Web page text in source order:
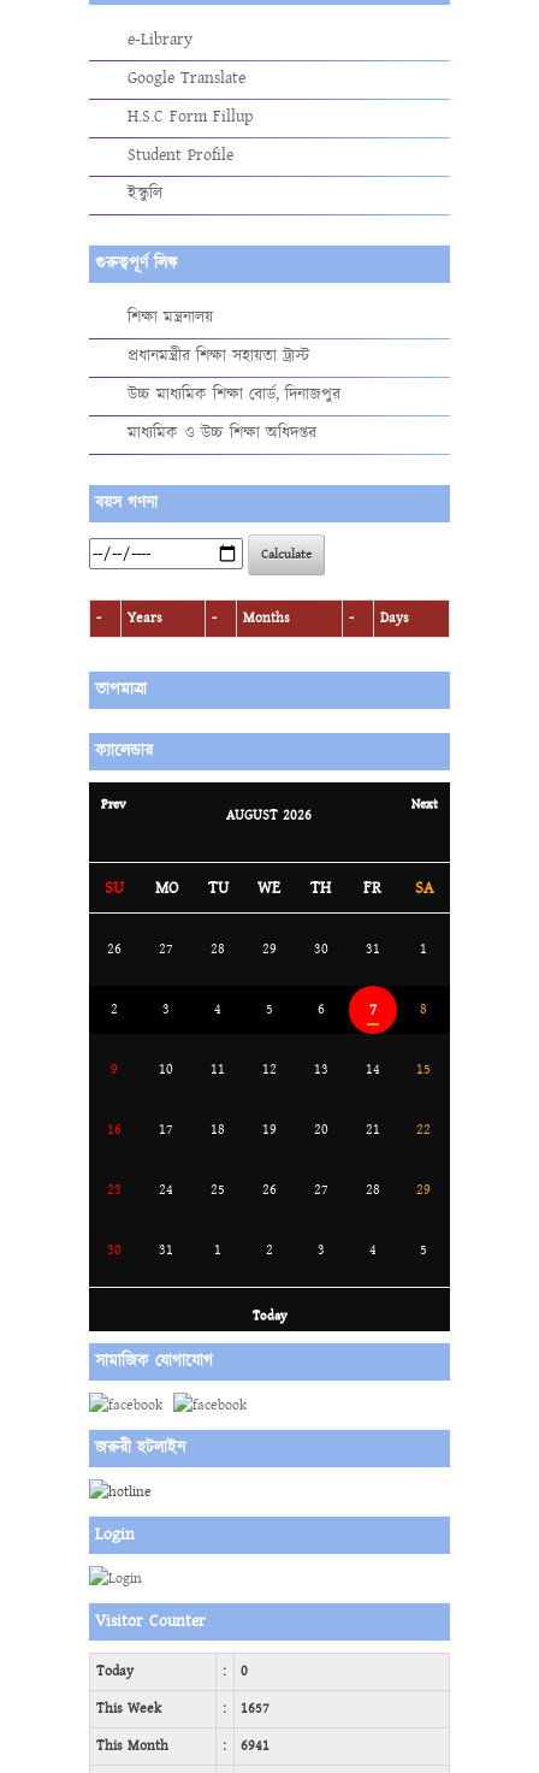
e-Library
Google Translate
H.S.C Form Fillup
Student Profile
ইস্কুলি
গুরুত্বপূর্ণ লিঙ্ক
শিক্ষা মন্ত্রনালয়
প্রধানমন্ত্রীর শিক্ষা সহায়তা ট্রাস্ট
উচ্চ মাধ্যমিক শিক্ষা বোর্ড, দিনাজপুর
মাধ্যমিক ও উচ্চ শিক্ষা অধিদপ্তর
বয়স গণনা
Calculate
- Years - Months - Days
তাপমাত্রা
ক্যালেন্ডার
Prev
AUGUST 2026
Next
SU MO TU WE TH FR SA
26 27 28 29 30 31 1
2 3 4 5 6 7 8
9 10 11 12 13 14 15
16 17 18 19 20 21 22
23 24 25 26 27 28 29
30 31 1 2 3 4 5
Today
সামাজিক যোগাযোগ
জরুরী হটলাইন
Login
Visitor Counter
Today :
0
This Week
:
1657
This Month
:
6941